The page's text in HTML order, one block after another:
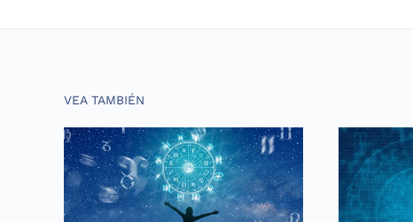
VEA TAMBIÉN